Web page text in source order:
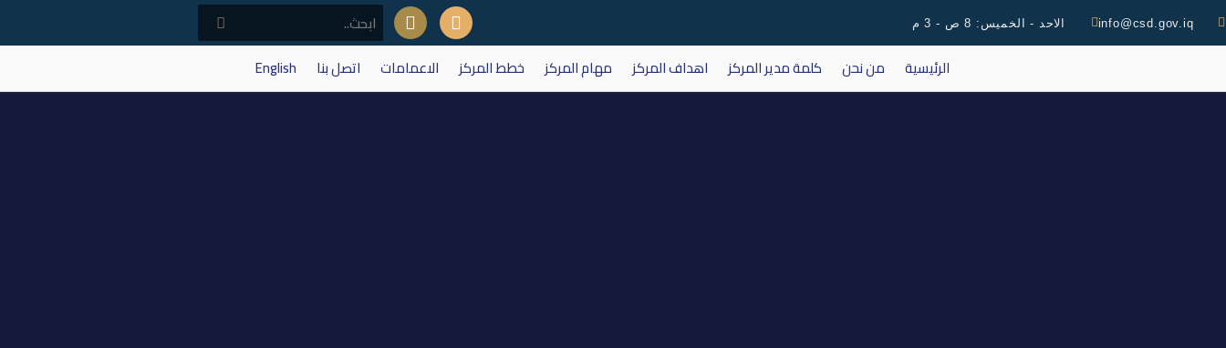
info@csd.gov.iq الاحد - الخميس: 8 ص - 3 م
الرئيسية من نحن كلمة مدير المركز اهداف المركز مهام المركز خطط المركز الاعمامات اتصل بنا English